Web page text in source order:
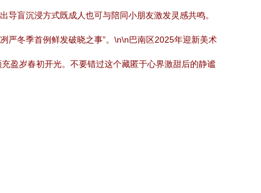
盲沉浸方式既成人也可与陪同小朋友激发灵感共鸣。
严冬季首例鲜发破晓之事”。\n\n巴南区2025年迎新美术
盈岁春初开光。不要错过这个藏匿于心界激甜后的静谧